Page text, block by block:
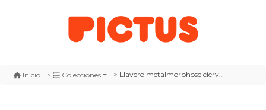
Inicio Colecciones Llavero metalmorphose ciervo oro rosa (mtm)